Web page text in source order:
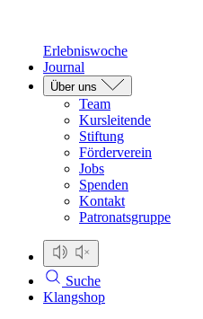
Erlebniswoche
Journal
Über uns
Team
Kursleitende
Stiftung
Förderverein
Jobs
Spenden
Kontakt
Patronatsgruppe
Suche
Klangshop